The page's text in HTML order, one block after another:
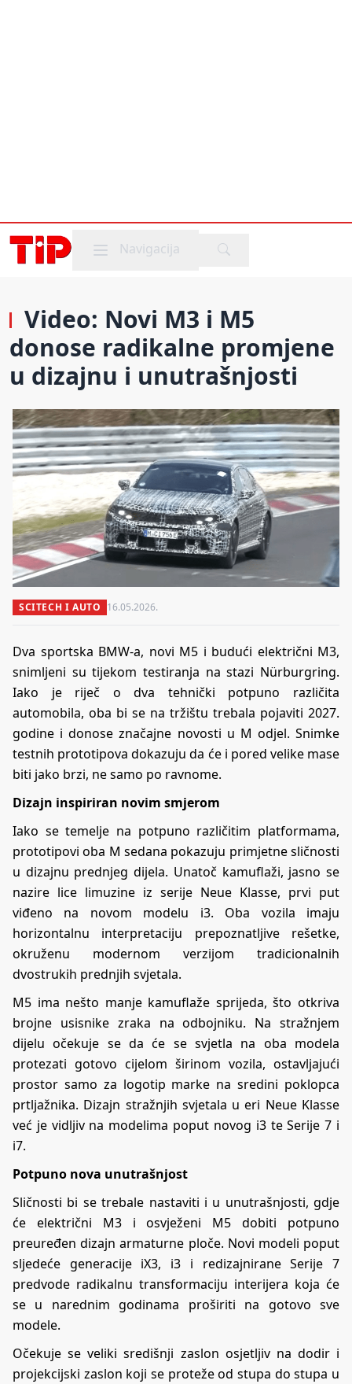
Mobile menu
Navigacija
Video: Novi M3 i M5
donose radikalne promjene
u dizajnu i unutrašnjosti
SCITECH I AUTO 16.05.2026.
Dva sportska BMW-a, novi M5 i budući električni M3,
snimljeni su tijekom testiranja na stazi Nürburgring.
Iako je riječ o dva tehnički potpuno različita
automobila, oba bi se na tržištu trebala pojaviti 2027.
godine i donose značajne novosti u M odjel. Snimke
testnih prototipova dokazuju da će i pored velike mase
biti jako brzi, ne samo po ravnome.
Dizajn inspiriran novim smjerom
Iako se temelje na potpuno različitim platformama,
prototipovi oba M sedana pokazuju primjetne sličnosti
u dizajnu prednjeg dijela. Unatoč kamuflaži, jasno se
nazire lice limuzine iz serije Neue Klasse, prvi put
viđeno na novom modelu i3. Oba vozila imaju
horizontalnu interpretaciju prepoznatljive rešetke,
okruženu modernom verzijom tradicionalnih
dvostrukih prednjih svjetala.
M5 ima nešto manje kamuflaže sprijeda, što otkriva
brojne usisnike zraka na odbojniku. Na stražnjem
dijelu očekuje se da će se svjetla na oba modela
protezati gotovo cijelom širinom vozila, ostavljajući
prostor samo za logotip marke na sredini poklopca
prtljažnika. Dizajn stražnjih svjetala u eri Neue Klasse
već je vidljiv na modelima poput novog i3 te Serije 7 i
i7.
Potpuno nova unutrašnjost
Sličnosti bi se trebale nastaviti i u unutrašnjosti, gdje
će električni M3 i osvježeni M5 dobiti potpuno
preuređen dizajn armaturne ploče. Novi modeli poput
sljedeće generacije iX3, i3 i redizajnirane Serije 7
predvode radikalnu transformaciju interijera koja će
se u narednim godinama proširiti na gotovo sve
modele.
Očekuje se veliki središnji zaslon osjetljiv na dodir i
projekcijski zaslon koji se proteže od stupa do stupa u